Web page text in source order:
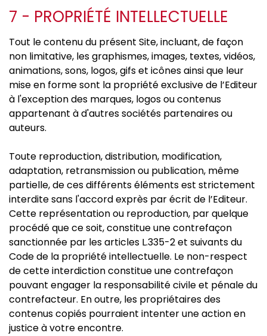
7 - PROPRIÉTÉ INTELLECTUELLE
Tout le contenu du présent Site, incluant, de façon
non limitative, les graphismes, images, textes, vidéos,
animations, sons, logos, gifs et icônes ainsi que leur
mise en forme sont la propriété exclusive de l’Editeur
à l'exception des marques, logos ou contenus
appartenant à d'autres sociétés partenaires ou
auteurs.
Toute reproduction, distribution, modification,
adaptation, retransmission ou publication, même
partielle, de ces différents éléments est strictement
interdite sans l'accord exprès par écrit de l’Editeur.
Cette représentation ou reproduction, par quelque
procédé que ce soit, constitue une contrefaçon
sanctionnée par les articles L.335-2 et suivants du
Code de la propriété intellectuelle. Le non-respect
de cette interdiction constitue une contrefaçon
pouvant engager la responsabilité civile et pénale du
contrefacteur. En outre, les propriétaires des
contenus copiés pourraient intenter une action en
justice à votre encontre.